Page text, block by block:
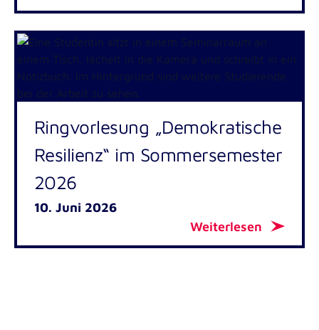
Ringvorlesung „Demokratische
Resilienz“ im Sommersemester
2026
10. Juni 2026
Weiterlesen